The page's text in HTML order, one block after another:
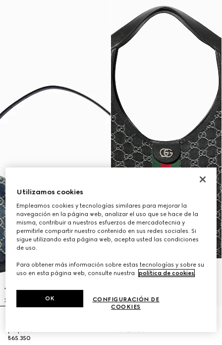
pequeño
₺65.350
₺112.900
Utilizamos cookies
Empleamos cookies y tecnologías similares para mejorar la
navegación en la página web, analizar el uso que se hace de la
misma, contribuir a nuestros esfuerzos de mercadotecnia y
permitirle compartir nuestro contenido en sus redes sociales. Si
sigue utilizando esta página web, acepta usted las condiciones
de uso.
Para obtener más información sobre estas tecnologías y sobre su
uso en esta página web, consulte nuestra
política de cookies.
CONFIGURACIÓN DE
COOKIES
OK